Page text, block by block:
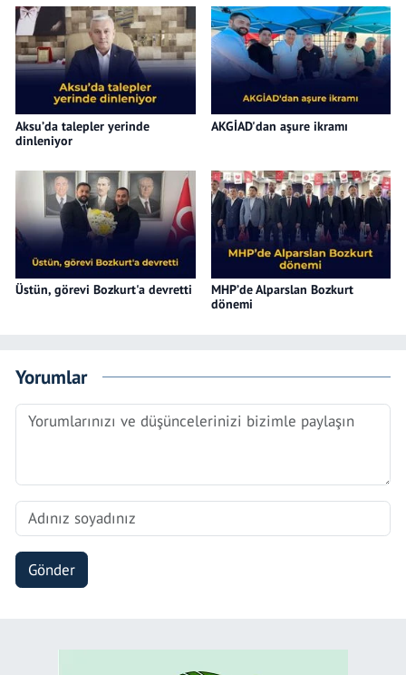
Aksu’da talepler yerinde
dinleniyor
AKGİAD'dan aşure ikramı
Üstün, görevi Bozkurt'a devretti
MHP’de Alparslan Bozkurt
dönemi
Yorumlar
Gönder